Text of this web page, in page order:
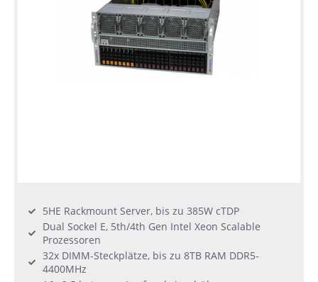
5HE Rackmount Server, bis zu 385W cTDP
Dual Sockel E, 5th/4th Gen Intel Xeon Scalable
Prozessoren
32x DIMM-Steckplätze, bis zu 8TB RAM DDR5-
4400MHz